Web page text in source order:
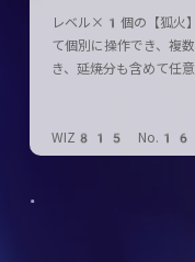
レベル×1個の【狐火
て個別に操作でき、複
き、延焼分も含めて任意
WIZ815